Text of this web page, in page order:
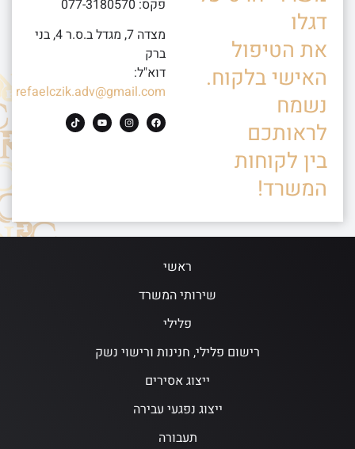
דגלו
את הטיפול
האישי בלקוח.
נשמח
לראותכם
בין לקוחות
המשרד!
פקס: 077-3180570
מצדה 7, מגדל ב.ס.ר 4, בני
ברק
דוא"ל:
refaelczik.adv@gmail.com
ראשי
שירותי המשרד
פלילי
רישום פלילי, חנינות ורישוי נשק
ייצוג אסירים
ייצוג נפגעי עבירה
תעבורה